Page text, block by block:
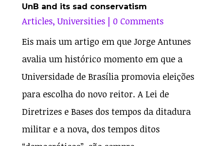
UnB and its sad conservatism
Articles,Universities| 0 Comments
Eis mais um artigo em que Jorge Antunes
avalia um histórico momento em que a
Universidade de Brasília promovia eleições
para escolha do novo reitor. A Lei de
Diretrizes e Bases dos tempos da ditadura
militar e a nova, dos tempos ditos